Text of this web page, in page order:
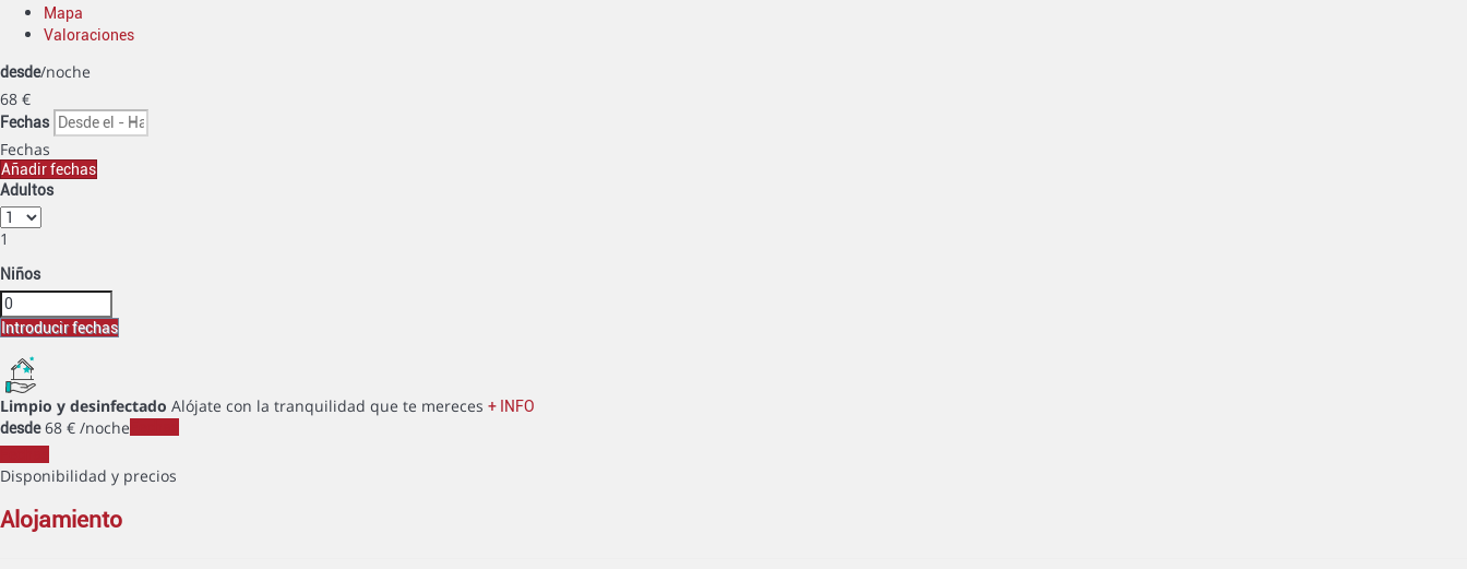
Mapa
Valoraciones
desde/noche
68 €
Fechas
Fechas
Añadir fechas
Adultos
1
Niños
Introducir fechas
Limpio y desinfectado Alójate con la tranquilidad que te mereces + INFO
desde68 € /noche
Disponibilidad y precios
alojamiento